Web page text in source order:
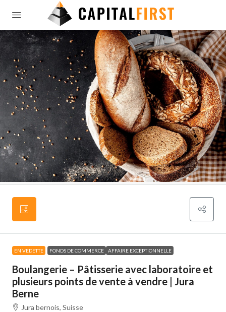
EN VEDETTE FONDS DE COMMERCE AFFAIRE EXCEPTIONNELLE
Boulangerie – Pâtisserie avec laboratoire et
plusieurs points de vente à vendre | Jura
Berne
Jura bernois, Suisse